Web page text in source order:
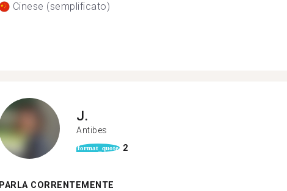
Cinese (semplificato)
J.
Antibes
format_quote 2
PARLA CORRENTEMENTE